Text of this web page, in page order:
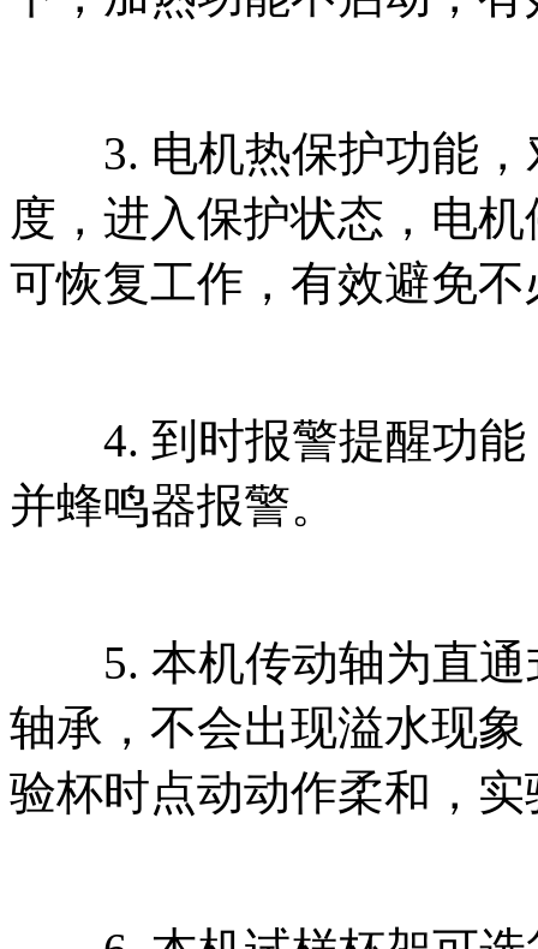
3. 电机热保护功能，
度，进入保护状态，电
可恢复工作，有效避免
4. 到时报警提醒功能
并蜂鸣器报警。
5. 本机传动轴为直通
轴承，不会出现溢水现
验杯时点动动作柔和，